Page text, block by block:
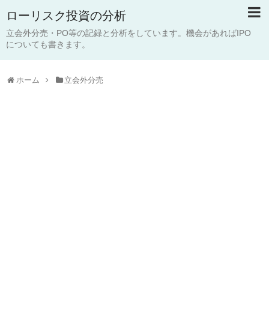
ローリスク投資の分析
立会外分売・PO等の記録と分析をしています。機会があればIPO
についても書きます。
ホーム 立会外分売